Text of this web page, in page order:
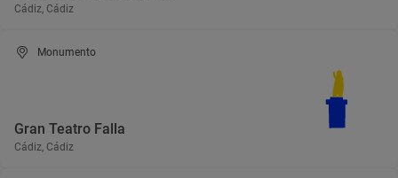
Cádiz, Cádiz
Monumento
Gran Teatro Falla
Cádiz, Cádiz